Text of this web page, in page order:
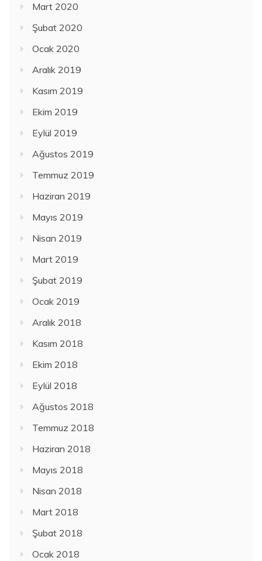
Mart 2020
Şubat 2020
Ocak 2020
Aralık 2019
Kasım 2019
Ekim 2019
Eylül 2019
Ağustos 2019
Temmuz 2019
Haziran 2019
Mayıs 2019
Nisan 2019
Mart 2019
Şubat 2019
Ocak 2019
Aralık 2018
Kasım 2018
Ekim 2018
Eylül 2018
Ağustos 2018
Temmuz 2018
Haziran 2018
Mayıs 2018
Nisan 2018
Mart 2018
Şubat 2018
Ocak 2018